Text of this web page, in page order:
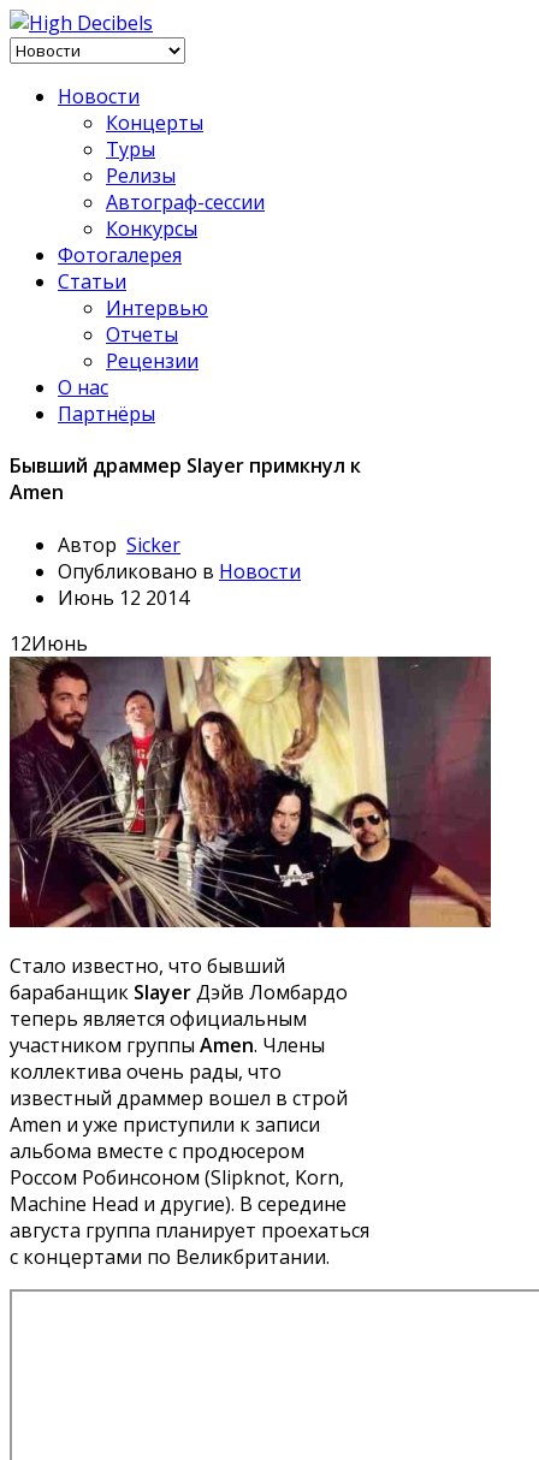
Новости
Концерты
Туры
Релизы
Автограф-сессии
Конкурсы
Фотогалерея
Статьи
Интервью
Отчеты
Рецензии
О нас
Партнёры
Бывший драммер Slayer примкнул к
Amen
Автор Sicker
Опубликовано в Новости
Июнь 12 2014
12Июнь
Стало известно, что бывший
барабанщик SlayerДэйв Ломбардо
теперь является официальным
участником группы Amen. Члены
коллектива очень рады, что
известный драммер вошел в строй
Amen и уже приступили к записи
альбома вместе с продюсером
Россом Робинсоном (Slipknot, Korn,
Machine Head и другие). В середине
августа группа планирует проехаться
с концертами по Великбритании.